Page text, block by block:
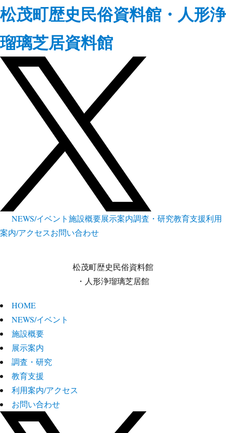
松茂町歴史民俗資料館・人形浄
瑠璃芝居資料館
NEWS/イベント施設概要展示案内調査・研究教育支援利用
案内/アクセスお問い合わせ
松茂町歴史民俗資料館
・人形浄瑠璃芝居館
HOME
NEWS/イベント
施設概要
展示案内
調査・研究
教育支援
利用案内/アクセス
お問い合わせ